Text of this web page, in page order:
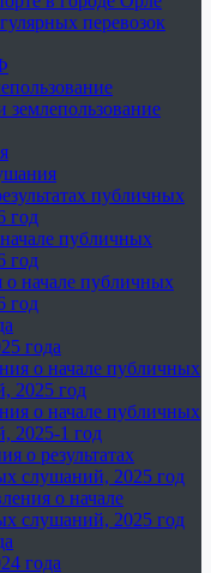
перевозок
землепользование
публичных
год
публичных
год
о начале публичных
год
года
о начале публичных
2025 год
о начале публичных
2025-1 год
о результатах
слушаний, 2025 год
о начале
слушаний, 2025 год
года